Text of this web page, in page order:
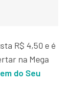
R$ 4,50 e é
na Mega
do Seu